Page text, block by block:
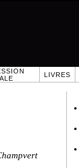
LIVRES